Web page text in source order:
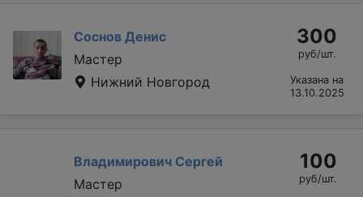
Соснов Денис
Мастер
Нижний Новгород
300
руб/шт.
Указана на
13.10.2025
Владимирович Сергей
Мастер
100
руб/шт.